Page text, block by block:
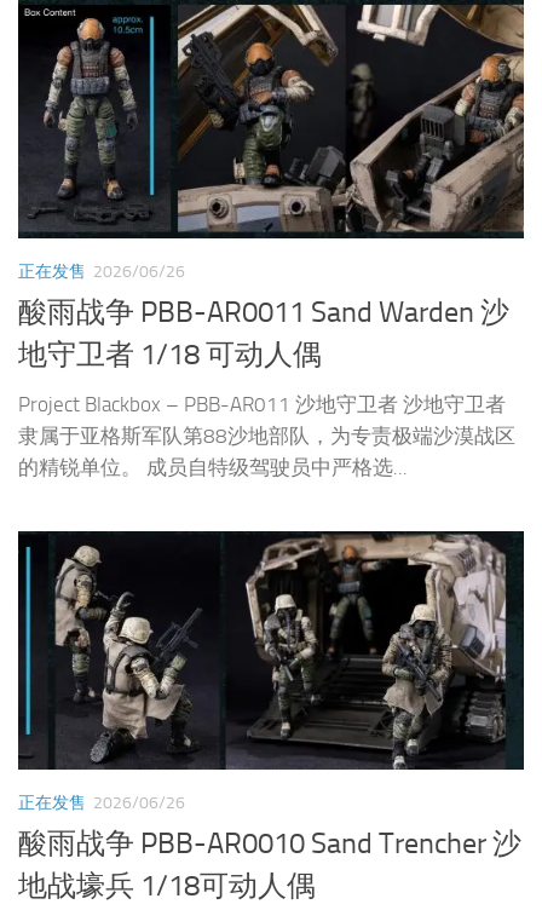
正在发售 2026/06/26
酸雨战争 PBB-AR0011 Sand Warden 沙
地守卫者 1/18 可动人偶
Project Blackbox – PBB-AR011 沙地守卫者 沙地守卫者
隶属于亚格斯军队第88沙地部队，为专责极端沙漠战区
的精锐单位。 成员自特级驾驶员中严格选...
正在发售 2026/06/26
酸雨战争 PBB-AR0010 Sand Trencher 沙
地战壕兵 1/18可动人偶